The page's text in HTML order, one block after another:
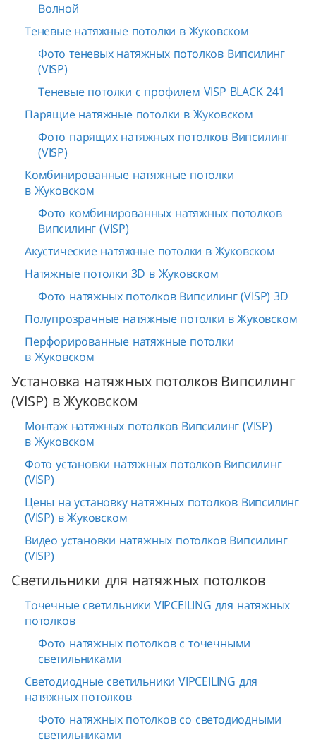
Волной
Теневые натяжные потолки в Жуковском
Фото теневых натяжных потолков Випсилинг
(VISP)
Теневые потолки с профилем VISP BLACK 241
Парящие натяжные потолки в Жуковском
Фото парящих натяжных потолков Випсилинг
(VISP)
Комбинированные натяжные потолки
в Жуковском
Фото комбинированных натяжных потолков
Випсилинг (VISP)
Акустические натяжные потолки в Жуковском
Натяжные потолки 3D в Жуковском
Фото натяжных потолков Випсилинг (VISP) 3D
Полупрозрачные натяжные потолки в Жуковском
Перфорированные натяжные потолки
в Жуковском
Установка натяжных потолков Випсилинг
(VISP) в Жуковском
Монтаж натяжных потолков Випсилинг (VISP)
в Жуковском
Фото установки натяжных потолков Випсилинг
(VISP)
Цены на установку натяжных потолков Випсилинг
(VISP) в Жуковском
Видео установки натяжных потолков Випсилинг
(VISP)
Светильники для натяжных потолков
Точечные светильники VIPCEILING для натяжных
потолков
Фото натяжных потолков с точечными
светильниками
Светодиодные светильники VIPCEILING для
натяжных потолков
Фото натяжных потолков со светодиодными
светильниками